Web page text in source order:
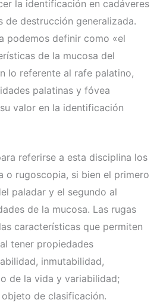
la identificación en cadáveres
de destrucción generalizada.
podemos definir como «el
de la mucosa del
lo referente al rafe palatino,
palatinas y fóvea
valor en la identificación
referirse a esta disciplina los
o rugoscopia, si bien el primero
paladar y el segundo al
de la mucosa. Las rugas
características que permiten
tener propiedades
inmutabilidad,
de la vida y variabilidad;
de clasificación.